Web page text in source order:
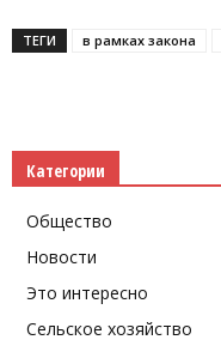
ТЕГИ в рамках закона
Категории
Общество
Новости
Это интересно
Сельское хозяйство